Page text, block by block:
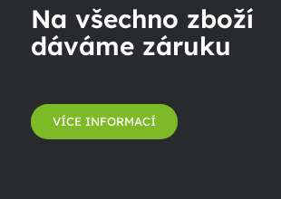
Na všechno zboží
dáváme záruku
VÍCE INFORMACÍ